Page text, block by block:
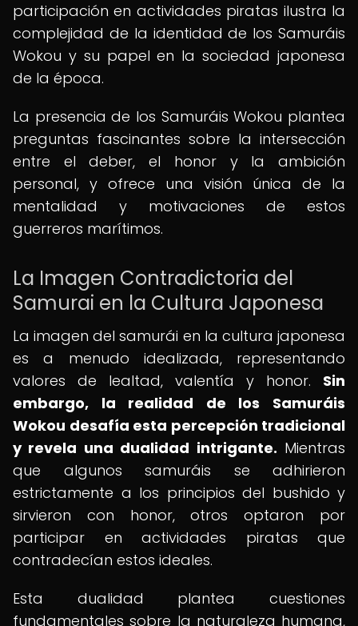
participación en actividades piratas ilustra la
complejidad de la identidad de los Samuráis
Wokou y su papel en la sociedad japonesa
de la época.
La presencia de los Samuráis Wokou plantea
preguntas fascinantes sobre la intersección
entre el deber, el honor y la ambición
personal, y ofrece una visión única de la
mentalidad y motivaciones de estos
guerreros marítimos.
La Imagen Contradictoria del
Samurai en la Cultura Japonesa
La imagen del samurái en la cultura japonesa
es a menudo idealizada, representando
valores de lealtad, valentía y honor. Sin
embargo, la realidad de los Samuráis
Wokou desafía esta percepción tradicional
y revela una dualidad intrigante. Mientras
que algunos samuráis se adhirieron
estrictamente a los principios del bushido y
sirvieron con honor, otros optaron por
participar en actividades piratas que
contradecían estos ideales.
Esta dualidad plantea cuestiones
fundamentales sobre la naturaleza humana,